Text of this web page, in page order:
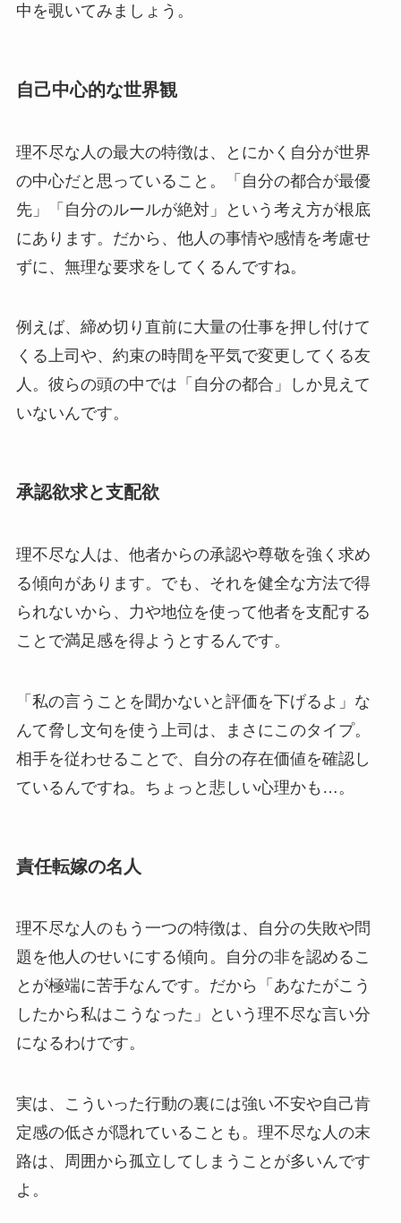
中を覗いてみましょう。
自己中心的な世界観
理不尽な人の最大の特徴は、とにかく自分が世界
の中心だと思っていること。「自分の都合が最優
先」「自分のルールが絶対」という考え方が根底
にあります。だから、他人の事情や感情を考慮せ
ずに、無理な要求をしてくるんですね。
例えば、締め切り直前に大量の仕事を押し付けて
くる上司や、約束の時間を平気で変更してくる友
人。彼らの頭の中では「自分の都合」しか見えて
いないんです。
承認欲求と支配欲
理不尽な人は、他者からの承認や尊敬を強く求め
る傾向があります。でも、それを健全な方法で得
られないから、力や地位を使って他者を支配する
ことで満足感を得ようとするんです。
「私の言うことを聞かないと評価を下げるよ」な
んて脅し文句を使う上司は、まさにこのタイプ。
相手を従わせることで、自分の存在価値を確認し
ているんですね。ちょっと悲しい心理かも…。
責任転嫁の名人
理不尽な人のもう一つの特徴は、自分の失敗や問
題を他人のせいにする傾向。自分の非を認めるこ
とが極端に苦手なんです。だから「あなたがこう
したから私はこうなった」という理不尽な言い分
になるわけです。
実は、こういった行動の裏には強い不安や自己肯
定感の低さが隠れていることも。理不尽な人の末
路は、周囲から孤立してしまうことが多いんです
よ。